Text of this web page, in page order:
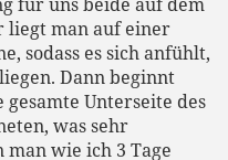
liegt man auf einer
sodass es sich anfühlt,
Dann beginnt
gesamte Unterseite des
was sehr
wie ich 3 Tage